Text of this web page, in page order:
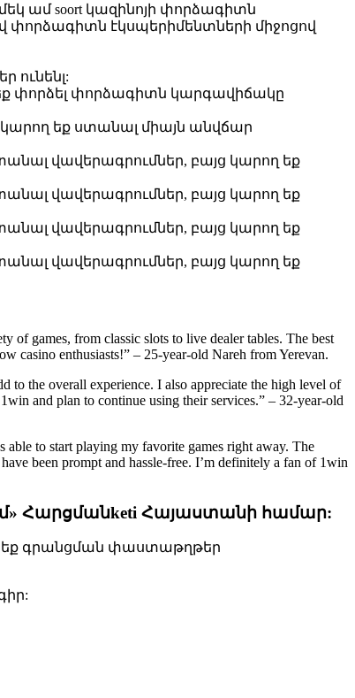
ամ soort կազինոյի փորձագիտն
էկսպերիմենտների միջոցով
ունենլ:
եք փորձել փորձագիտն կարգավիճակը
կարող եք ստանալ միայն անվճար
վավերագրումներ, բայց կարող եք
վավերագրումներ, բայց կարող եք
վավերագրումներ, բայց կարող եք
վավերագրումներ, բայց կարող եք
of games, from classic slots to live dealer tables. The best
casino enthusiasts!” – 25-year-old Nareh from Yerevan.
to the overall experience. I also appreciate the high level of
and plan to continue using their services.” – 32-year-old
able to start playing my favorite games right away. The
been prompt and hassle-free. I’m definitely a fan of 1win
Հարցմանketi Հայաստանի համար:
գրանցման փաստաթղթեր